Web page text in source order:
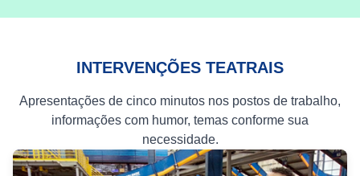
INTERVENÇÕES TEATRAIS
Apresentações de cinco minutos nos postos de trabalho,
informações com humor, temas conforme sua
necessidade.